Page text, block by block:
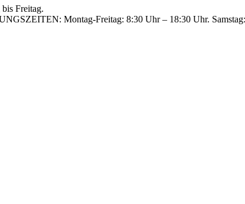
Freitag.
Montag-Freitag: 8:30 Uhr – 18:30 Uhr.